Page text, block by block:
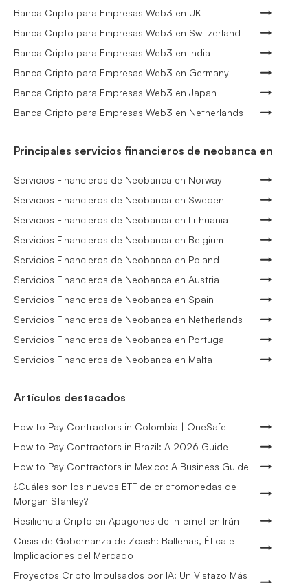
Banca Cripto para Empresas Web3 en UK
Banca Cripto para Empresas Web3 en Switzerland
Banca Cripto para Empresas Web3 en India
Banca Cripto para Empresas Web3 en Germany
Banca Cripto para Empresas Web3 en Japan
Banca Cripto para Empresas Web3 en Netherlands
Principales servicios financieros de neobanca en
Servicios Financieros de Neobanca en Norway
Servicios Financieros de Neobanca en Sweden
Servicios Financieros de Neobanca en Lithuania
Servicios Financieros de Neobanca en Belgium
Servicios Financieros de Neobanca en Poland
Servicios Financieros de Neobanca en Austria
Servicios Financieros de Neobanca en Spain
Servicios Financieros de Neobanca en Netherlands
Servicios Financieros de Neobanca en Portugal
Servicios Financieros de Neobanca en Malta
Artículos destacados
How to Pay Contractors in Colombia | OneSafe
How to Pay Contractors in Brazil: A 2026 Guide
How to Pay Contractors in Mexico: A Business Guide
¿Cuáles son los nuevos ETF de criptomonedas de
Morgan Stanley?
Resiliencia Cripto en Apagones de Internet en Irán
Crisis de Gobernanza de Zcash: Ballenas, Ética e
Implicaciones del Mercado
Proyectos Cripto Impulsados por IA: Un Vistazo Más